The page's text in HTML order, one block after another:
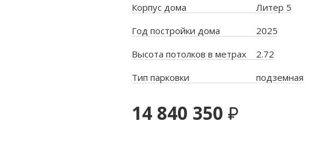
Корпус дома
Литер 5
Год постройки дома
2025
Высота потолков в метрах
2.72
Тип парковки
подземная
14 840 350